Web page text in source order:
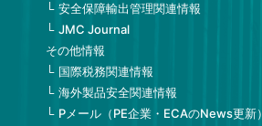
安全保障輸出管理関連情報
JMC Journal
その他情報
国際税務関連情報
海外製品安全関連情報
Pメール（PE企業・ECAのNews更新）